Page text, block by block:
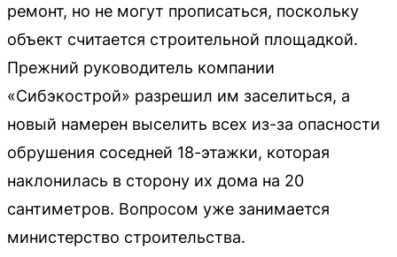
ремонт, но не могут прописаться, поскольку
объект считается строительной площадкой.
Прежний руководитель компании
«Сибэкострой» разрешил им заселиться, а
новый намерен выселить всех из-за опасности
обрушения соседней 18-этажки, которая
наклонилась в сторону их дома на 20
сантиметров. Вопросом уже занимается
министерство строительства.